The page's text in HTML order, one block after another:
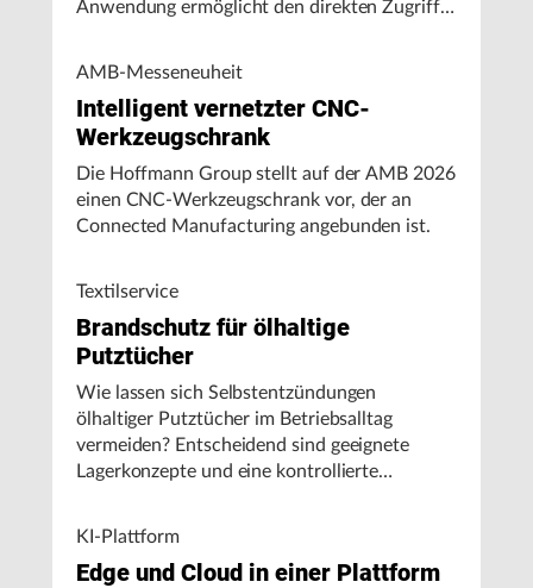
Anwendung ermöglicht den direkten Zugriff
Energieverbrauch.
AMB-Messeneuheit
Intelligent vernetzter CNC-
Werkzeugschrank
Die Hoffmann Group stellt auf der AMB 2026
einen CNC-Werkzeugschrank vor, der an
Connected Manufacturing angebunden ist.
Textilservice
Brandschutz für ölhaltige
Putztücher
Wie lassen sich Selbstentzündungen
ölhaltiger Putztücher im Betriebsalltag
vermeiden? Entscheidend sind geeignete
Lagerkonzepte und eine kontrollierte
KI-Plattform
Edge und Cloud in einer Plattform